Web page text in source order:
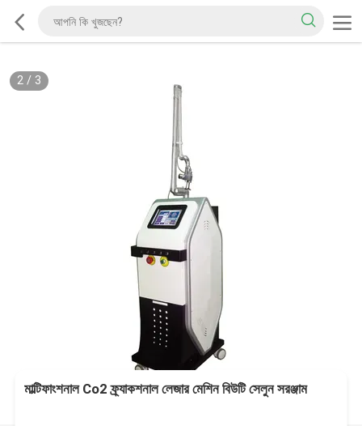
2/ 3
মাল্টিফাংশনাল Co2 ফ্র্যাকশনাল লেজার মেশিন বিউটি সেলুন সরঞ্জাম